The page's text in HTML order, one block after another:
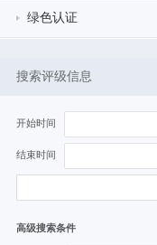
绿色认证
搜索评级信息
开始时间
结束时间
高级搜索条件